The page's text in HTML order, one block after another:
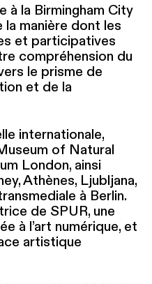
la Birmingham City
manière dont les
et par­tic­i­pa­tives
com­préhen­sion du
le prisme de
et de la
inter­na­tionale,
of Natural
London, ainsi
Athènes, Ljubljana,
à Berlin.
de SPUR, une
à l’art numérique, et
artistique